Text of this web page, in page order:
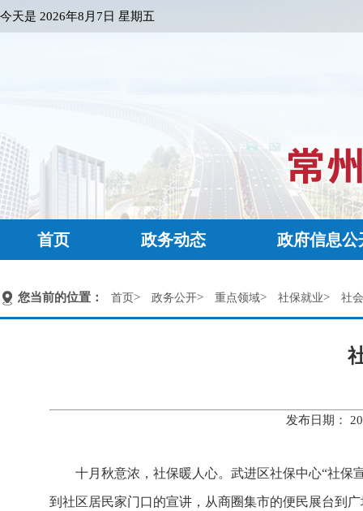
今天是 2026年8月7日 星期五
首页 政务动态 政府信息公
您当前的位置： 首页> 政务公开> 重点领域> 社保就业> 社
发布日期：
十月秋意浓，社保暖人心。武进区社保中心“社保
到社区居民家门口的宣讲，从商圈集市的便民展台到